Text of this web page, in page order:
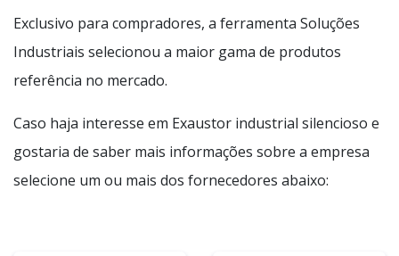
Exclusivo para compradores, a ferramenta Soluções
Industriais selecionou a maior gama de produtos
referência no mercado.
Caso haja interesse em Exaustor industrial silencioso e
gostaria de saber mais informações sobre a empresa
selecione um ou mais dos fornecedores abaixo: